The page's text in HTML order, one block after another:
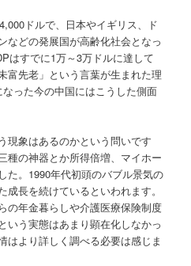
ドルで、日本やイギリス、ド
などの発展国が高齢化社会となっ
はすでに1万～3万ドルに達して
富先老」という言葉が生まれた理
った今の中国にはこうした側面
現象はあるのかという問いです
種の神器とか所得倍増、マイホー
た。1990年代初頭のバブル景気の
長を続けているといわれます。
の年金暮らしや介護医療保険制度
いう実態はあまり顕在化しなかっ
はより詳しく調べる必要は感じま